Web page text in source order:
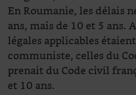
En Roumanie, les délais
ans, mais de 10 et 5 ans.
légales applicables
communiste, celles du
prenait du Code civil
et 10 ans.